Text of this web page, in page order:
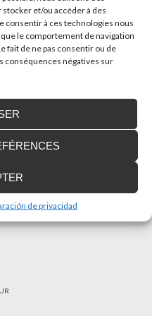
et/ou accéder à des
consentir à ces technologies nous
le comportement de navigation
fait de ne pas consentir ou de
conséquences négatives sur
de privacidad